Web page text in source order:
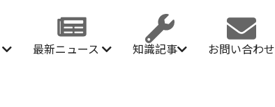
最新ニュース 知識記事 お問い合わせ